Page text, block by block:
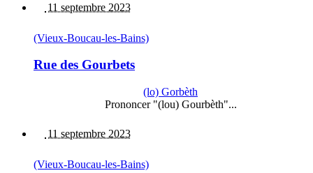
11 septembre 2023
(Vieux-Boucau-les-Bains)
Rue des Gourbets
(lo) Gorbèth
Prononcer "(lou) Gourbèth"...
11 septembre 2023
(Vieux-Boucau-les-Bains)